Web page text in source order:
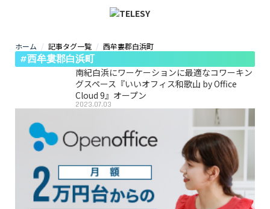
コラム
ZOOM背景
@telesy
ホーム 記事タグ一覧 西牟婁郡白浜町
#西牟婁郡白浜町
南紀白浜にワーケーションに最適なコワーキン
グスペース『いいオフィス和歌山 by Office
Cloud 9』オープン
2023.07.03